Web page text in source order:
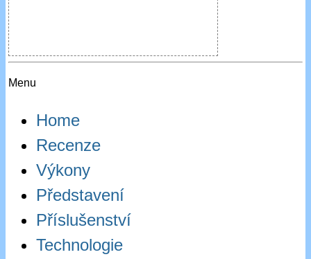
Menu
Home
Recenze
Výkony
Představení
Příslušenství
Technologie